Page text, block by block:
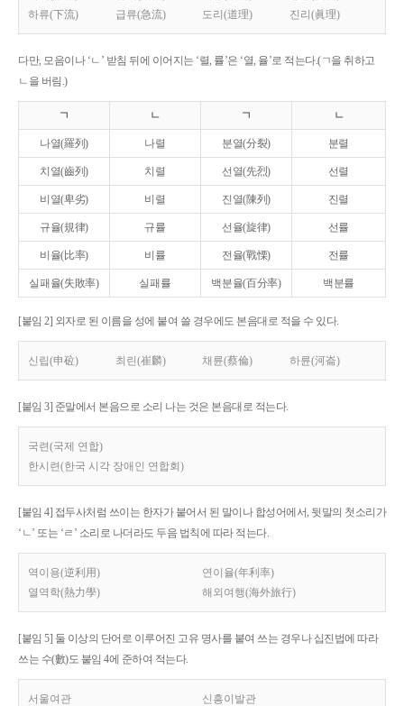
하류(下流)
급류(急流) 도리(道理) 진리(眞理)
다만, 모음이나 ‘ㄴ’ 받침 뒤에 이어지는 ‘렬, 률’은 ‘열, 율’로 적는다.(ㄱ을 취하고
ㄴ을 버림.)
ㄱ ㄴ ㄱ ㄴ
나열(羅列) 나렬 분열(分裂) 분렬
치열(齒列) 치렬 선열(先烈) 선렬
비열(卑劣) 비렬 진열(陳列) 진렬
규율(規律) 규률 선율(旋律) 선률
비율(比率) 비률 전율(戰慄) 전률
실패율(失敗率) 실패률 백분율(百分率) 백분률
[붙임 2] 외자로 된 이름을 성에 붙여 쓸 경우에도 본음대로 적을 수 있다.
신립(申砬) 최린(崔麟) 채륜(蔡倫) 하륜(河崙)
[붙임 3] 준말에서 본음으로 소리 나는 것은 본음대로 적는다.
국련(국제 연합)
한시련(한국 시각 장애인 연합회)
[붙임 4] 접두사처럼 쓰이는 한자가 붙어서 된 말이나 합성어에서, 뒷말의 첫소리가
‘ㄴ’ 또는 ‘ㄹ’ 소리로 나더라도 두음 법칙에 따라 적는다.
역이용(逆利用)
연이율(年利率)
열역학(熱力學)
해외여행(海外旅行)
[붙임 5] 둘 이상의 단어로 이루어진 고유 명사를 붙여 쓰는 경우나 십진법에 따라
쓰는 수(數)도 붙임 4에 준하여 적는다.
서울여관 신흥이발관